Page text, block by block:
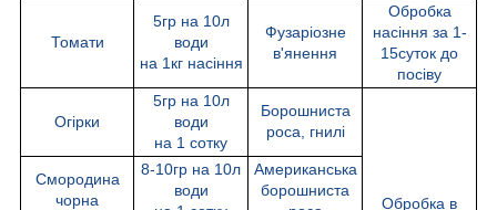
Томати
5гр на 10л
води
на 1кг насіння
Фузаріозне
в'янення
Обробка
насіння за 1-
15суток до
посіву
Огірки
5гр на 10л
води
на 1 сотку
Борошниста
роса, гнилі
Обробка в
Смородина
чорна
8-10гр на 10л
води
Американська
борошниста